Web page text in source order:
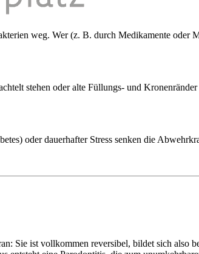
weg. Wer (z. B. durch Medikamente oder
stehen oder alte Füllungs- und
oder dauerhafter Stress senken die
Sie ist vollkommen reversibel, bildet sich also